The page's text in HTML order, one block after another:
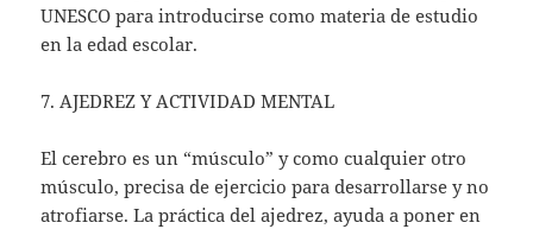
UNESCO para introducirse como materia de estudio
en la edad escolar.
7. AJEDREZ Y ACTIVIDAD MENTAL
El cerebro es un “músculo” y como cualquier otro
músculo, precisa de ejercicio para desarrollarse y no
atrofiarse. La práctica del ajedrez, ayuda a poner en